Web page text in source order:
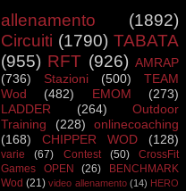
allenamento
(1892)
Circuiti (1790) TABATA
(955) RFT (926) AMRAP
(736)
Stazioni (500)
TEAM
Wod
(482) EMOM
(273)
LADDER
(264)
Outdoor
Training
(228)
onlinecoaching
(168)
CHIPPER WOD (128)
varie (67) Contest (50)
CrossFit
Games OPEN
(26)
BENCHMARK
Wod (21) video allenamento (14) HERO